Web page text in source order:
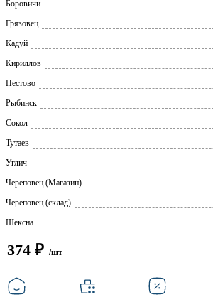
Боровичи
Грязовец
Кадуй
Кириллов
Пестово
Рыбинск
Сокол
Тутаев
Углич
Череповец (Магазин)
Череповец (склад)
Шексна
374 ₽ /шт